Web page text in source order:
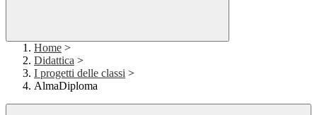
Home >
Didattica >
I progetti delle classi >
AlmaDiploma